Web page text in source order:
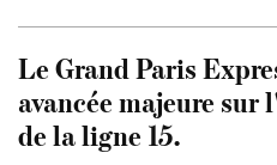
Le Grand Paris
avancée majeure
de la ligne 15.